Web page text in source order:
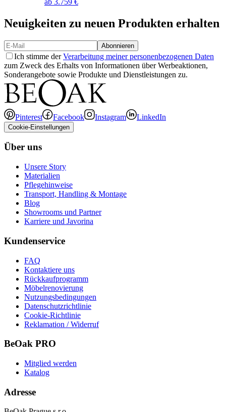
Neuigkeiten zu neuen Produkten erhalten
Abonnieren
Ich stimme derVerarbeitung meiner personenbezogenen Daten
zum Zweck des Erhalts von Informationen über Werbeaktionen,
Sonderangebote sowie Produkte und Dienstleistungen zu.
Pinterest Facebook Instagram LinkedIn
Cookie-Einstellungen
Über uns
Unsere Story
Materialien
Pflegehinweise
Transport, Handling & Montage
Blog
Showrooms und Partner
Karriere und Javorina
Kundenservice
FAQ
Kontaktiere uns
Rückkaufprogramm
Möbelrenovierung
Nutzungsbedingungen
Datenschutzrichtlinie
Cookie-Richtlinie
Reklamation / Widerruf
BeOak PRO
Mitglied werden
Katalog
Adresse